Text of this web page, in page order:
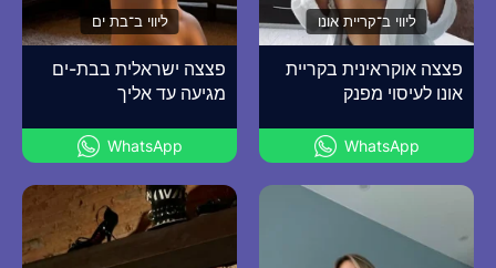
ליווי ב־קריית אונו
פצצה אוקראינית בקריית
אונו לעיסוי מפנק
WhatsApp
ליווי ב־בת ים
פצצה ישראלית בבת-ים
מגיעה עד אליך
WhatsApp